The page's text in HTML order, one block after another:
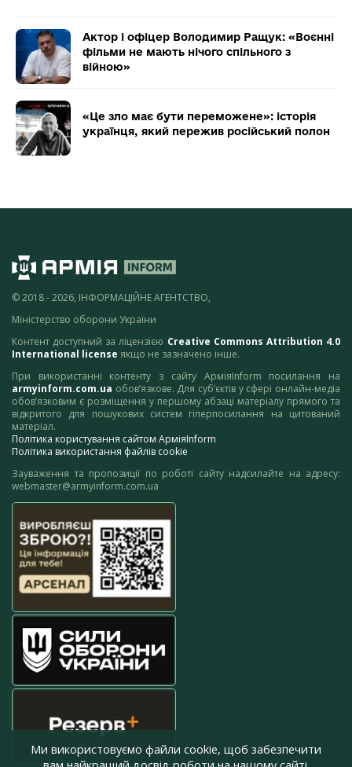
Актор і офіцер Володимир Ращук: «Воєнні
фільми не мають нічого спільного з
війною»
«Це зло має бути переможене»: історія
українця, який пережив російський полон
© 2018 - 2026, ІНФОРМАЦІЙНЕ АГЕНТСТВО,
Міністерство оборони України
Контент доступний за ліцензією Creative Commons Attribution 4.0
International license якщо не зазначено інше.
При використанні контенту з сайту АрміяInform посилання на
armyinform.com.ua обов’язкове. Для суб’єктів у сфері онлайн-медіа
обов’язковим є розміщення у першому абзаці матеріалу прямого та
відкритого для пошукових систем гіперпосилання на цитований
матеріал.
Політика користування сайтом АрміяInform
Політика використання файлів cookie
Зауваження та пропозиції по роботі сайту надсилайте на адресу:
webmaster@armyinform.com.ua
Ми використовуємо файли cookie, щоб забезпечити